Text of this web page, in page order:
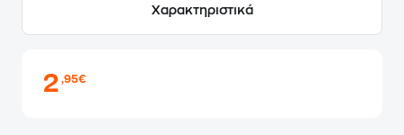
Χαρακτηριστικά
2,95€